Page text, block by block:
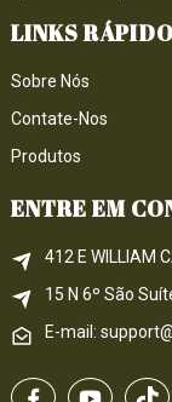
LINKS
Sobre Nós
Contate-Nos
Produtos
ENTRE EM
412 E WILLIAM
15 N 6º São
E-mail: